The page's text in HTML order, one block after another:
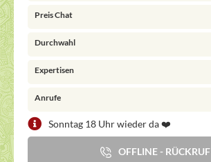
Preis Chat
Durchwahl
Expertisen
Anrufe
Sonntag 18 Uhr wieder da ❤️
OFFLINE - RÜCKRUF